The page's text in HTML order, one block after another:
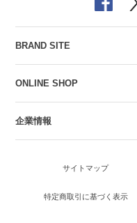
BRAND SITE
ONLINE SHOP
企業情報
サイトマップ
特定商取引に基づく表示